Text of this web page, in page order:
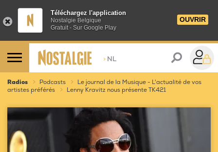
Téléchargez l'application
Nostalgie Belgique
Gratuit - Sur Google Play
OUVRIR
> NL
Radios Podcasts
Le journal de la Musique - L'actualité de vos
artistes préférés
Lenny Kravitz nous présente TK421